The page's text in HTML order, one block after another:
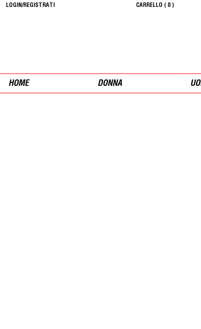
LOGIN/REGISTRATI CARRELLO (0 )
HOME DONNA